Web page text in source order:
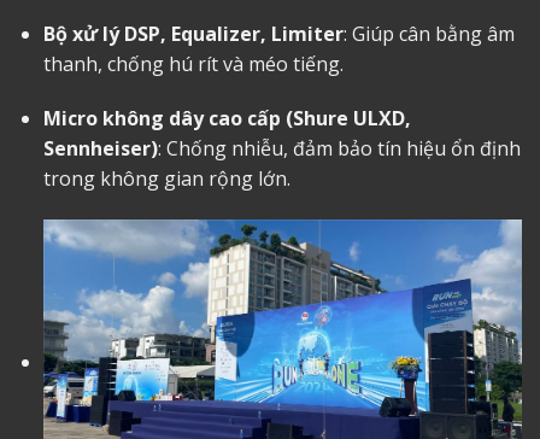
Bộ xử lý DSP, Equalizer, Limiter: Giúp cân bằng âm
thanh, chống hú rít và méo tiếng.
Micro không dây cao cấp (Shure ULXD,
Sennheiser): Chống nhiễu, đảm bảo tín hiệu ổn định
trong không gian rộng lớn.